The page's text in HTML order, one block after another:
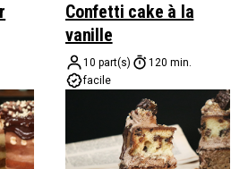
Confetti cake à la
vanille
10 part(s)
120 min.
facile